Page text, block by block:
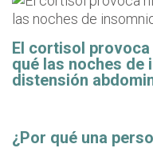
El cortisol
qué las noches de
distensión
¿Por qué una